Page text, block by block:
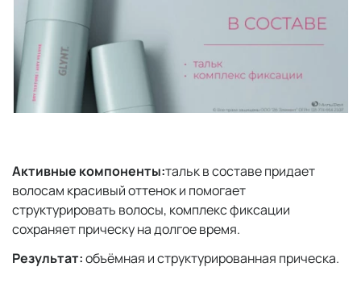
Активные компоненты:тальк в составе придает
волосам красивый оттенок и помогает
структурировать волосы, комплекс фиксации
сохраняет прическу на долгое время.
Результат:объёмная и структурированная прическа.